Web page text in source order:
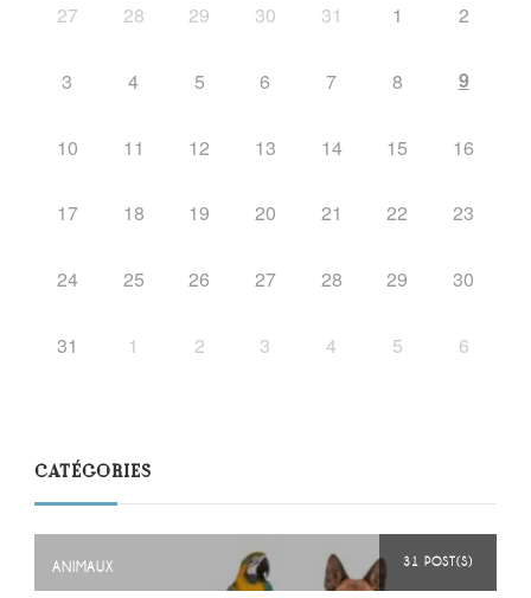
27
28 29 30 31 1 2
3 4 5 6 7 8 9
10 11 12 13 14 15 16
17 18 19 20 21 22 23
24 25 26 27 28 29 30
31 1 2 3 4 5 6
CATÉGORIES
ANIMAUX 31 POST(S)